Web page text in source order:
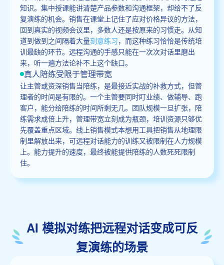
知识。集中授课能讲清楚产品参数和沟通框架，却给不了反
复演练的机会。销售在课堂上记住了应对价格异议的方法，
回到真实的视频会议里，多数人还是按原来的习惯走。从知
道到做到之间隔着大量刻意练习，而这种练习恰恰是传统培
训最缺的环节。远程沟通的手感只能在一次次对话里磨出
来，听一遍方法论补不上这个缺口。
真人陪练受限于管理带宽
让主管或资深销售当陪练，是最接近实战的补救方式，但管
理者的时间是有限的。一个主管要同时盯业绩、做辅导、跑
客户，能分给陪练的时间所剩无几。团队规模一旦扩张，陪
练需求成倍上升，管理带宽立刻成为瓶颈，培训资源只够优
先覆盖重点区域。线上销售模式本想用工具把销售从地理限
制里解放出来，可远程对话能力的训练又被限制在人力规模
上。能力提升的速度，最终被能提供陪练的人数死死限制
住。
AI 模拟对练把远程对话变成可反
复演练的场景